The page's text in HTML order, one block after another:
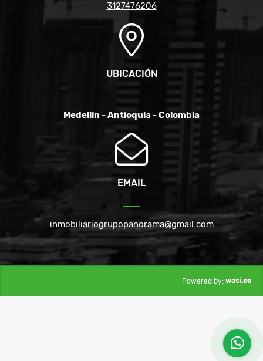
3127476206
UBICACIÓN
Medellín - Antioquia - Colombia
EMAIL
inmobiliariogrupopanorama@gmail.com
Powered by: wasi.co